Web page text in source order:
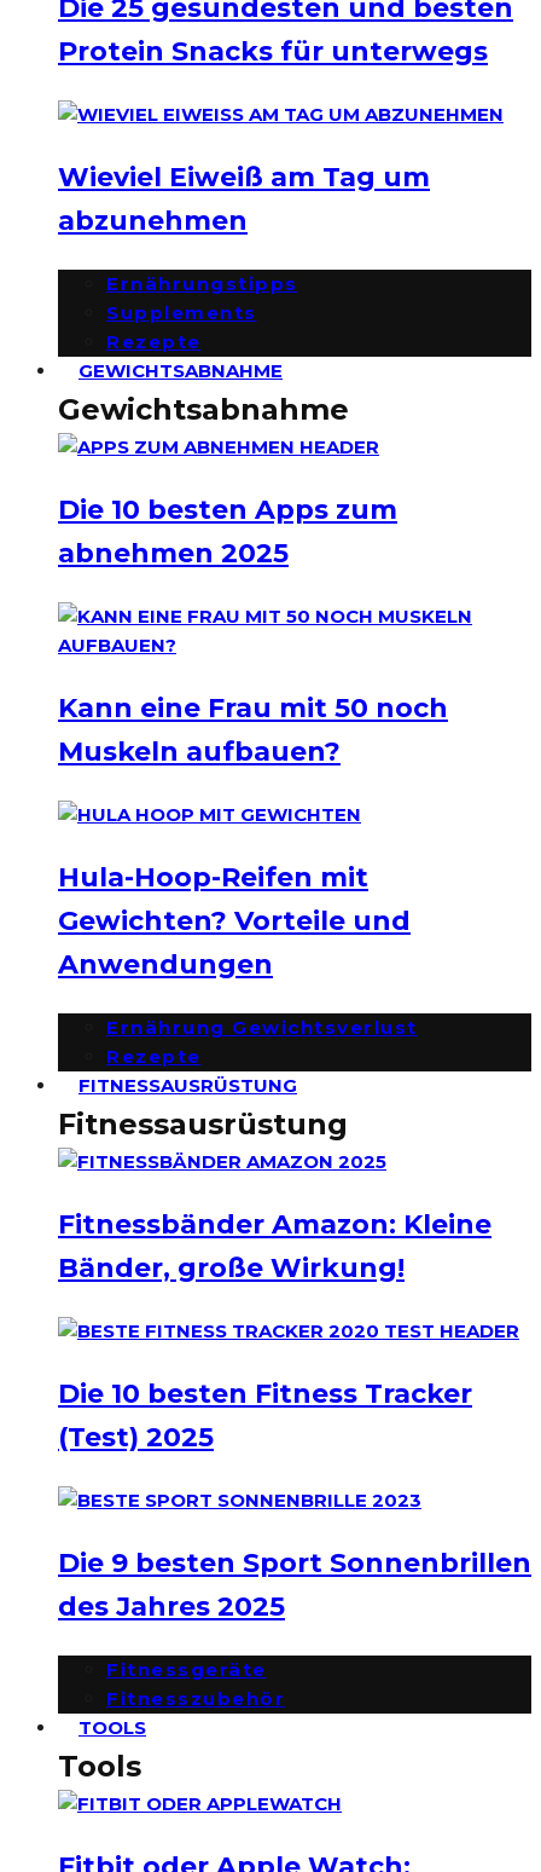
Die 25 gesündesten und besten
Protein Snacks für unterwegs
Wieviel Eiweiß am Tag um
abzunehmen
Ernährungstipps
Supplements
Rezepte
GEWICHTSABNAHME
Gewichtsabnahme
Die 10 besten Apps zum
abnehmen 2025
Kann eine Frau mit 50 noch
Muskeln aufbauen?
Hula-Hoop-Reifen mit
Gewichten? Vorteile und
Anwendungen
Ernährung Gewichtsverlust
Rezepte
FITNESSAUSRÜSTUNG
Fitnessausrüstung
Fitnessbänder Amazon: Kleine
Bänder, große Wirkung!
Die 10 besten Fitness Tracker
(Test) 2025
Die 9 besten Sport Sonnenbrillen
des Jahres 2025
Fitnessgeräte
Fitnesszubehör
TOOLS
Tools